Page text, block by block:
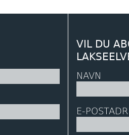
VIL DU
NAVN
E-